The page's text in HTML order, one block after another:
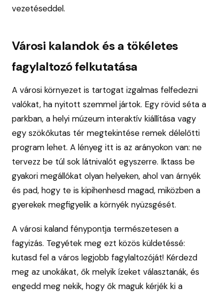
vezetéseddel.
Városi kalandok és a tökéletes
fagylaltozó felkutatása
A városi környezet is tartogat izgalmas felfedezni
valókat, ha nyitott szemmel jártok. Egy rövid séta a
parkban, a helyi múzeum interaktív kiállítása vagy
egy szökőkutas tér megtekintése remek délelőtti
program lehet. A lényeg itt is az arányokon van: ne
tervezz be túl sok látnivalót egyszerre. Iktass be
gyakori megállókat olyan helyeken, ahol van árnyék
és pad, hogy te is kipihenhesd magad, miközben a
gyerekek megfigyelik a környék nyüzsgését.
A városi kaland fénypontja természetesen a
fagyizás. Tegyétek meg ezt közös küldetéssé:
kutasd fel a város legjobb fagylaltozóját! Kérdezd
meg az unokákat, ők melyik ízeket választanák, és
engedd meg nekik, hogy ők maguk kérjék ki a